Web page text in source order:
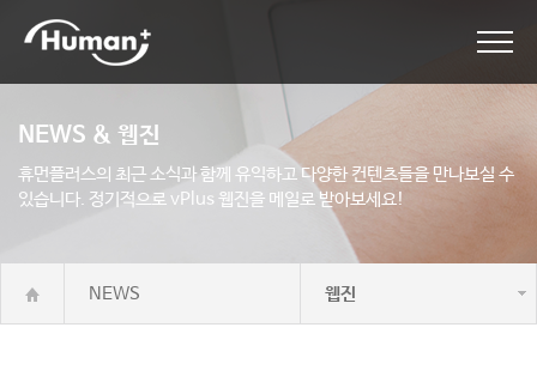
NEWS & 웹진
휴먼플러스의 최근 소식과 함께 유익하고 다양한 컨텐츠들을 만나보실 수
있습니다. 정기적으로 vPlus 웹진을 메일로 받아보세요!
NEWS 웹진